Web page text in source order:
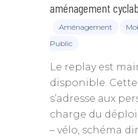
aménagement
Aménagement
Public
Le replay est
disponible.
s’adresse aux
charge du
– vélo, schéma